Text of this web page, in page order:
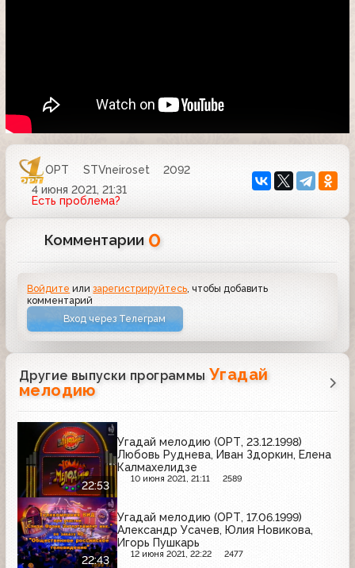
ОРТ STVneiroset
2092
4 июня 2021, 21:31
Есть проблема?
Комментарии 0
Войдите илизарегистрируйтесь , чтобы добавить
комментарий
Вход через Телеграм
Другие выпуски программы Угадай
мелодию
22:53
Угадай мелодию (ОРТ, 23.12.1998)
Любовь Руднева, Иван Здоркин, Елена
Калмахелидзе
10 июня 2021, 21:11 2589
22:43
Угадай мелодию (ОРТ, 17.06.1999)
Александр Усачев, Юлия Новикова,
Игорь Пушкарь
12 июня 2021, 22:22 2477